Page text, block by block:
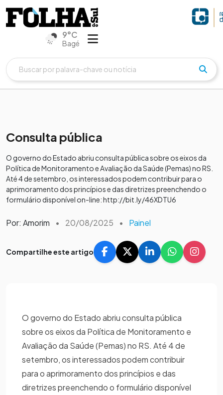
9°C
Bagé
Consulta pública
O governo do Estado abriu consulta pública sobre os eixos da
Política de Monitoramento e Avaliação da Saúde (Pemas) no RS.
Até 4 de setembro, os interessados podem contribuir para o
aprimoramento dos princípios e das diretrizes preenchendo o
formulário disponível on-line: http://bit.ly/46XDTU6
Por: Amorim • 20/08/2025 • Painel
Compartilhe este artigo
O governo do Estado abriu consulta pública
sobre os eixos da Política de Monitoramento e
Avaliação da Saúde (Pemas) no RS. Até 4 de
setembro, os interessados podem contribuir
para o aprimoramento dos princípios e das
diretrizes preenchendo o formulário disponível